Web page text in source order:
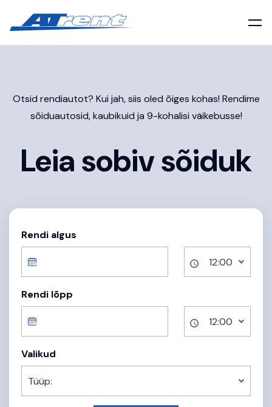
Otsid rendiautot? Kui jah, siis oled õiges kohas! Rendime
sõiduautosid, kaubikuid ja 9-kohalisi väikebusse!
Leia sobiv sõiduk
Rendi algus
Rendi lõpp
Valikud